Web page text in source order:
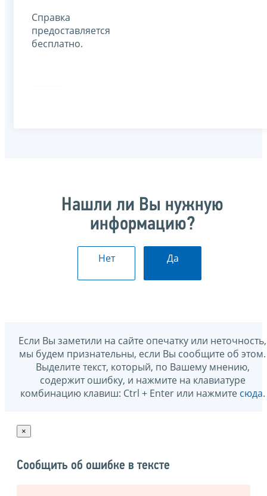
Справка
предоставляется
бесплатно.
Нашли ли Вы нужную
информацию?
Нет Да
Если Вы заметили на сайте опечатку или неточность,
мы будем признательны, если Вы сообщите об этом.
Выделите текст, который, по Вашему мнению,
содержит ошибку, и нажмите на клавиатуре
комбинацию клавиш: Ctrl + Enter или нажмите сюда.
×
Сообщить об ошибке в тексте